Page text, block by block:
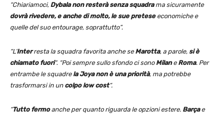
“Chiariamoci, Dybala non resterà senza squadrama sicuramente
dovrà rivedere, e anche di molto, le sue preteseeconomiche e
quelle del suo entourage, soprattutto”.
“L’Interresta la squadra favorita anche se Marotta, a parole, si è
chiamato fuori“. “Poi sempre sullo sfondo ci sono Milane Roma. Per
entrambe le squadrela Joya non è una priorità, ma potrebbe
trasformarsi in un colpo low cost“.
“Tutto fermoanche per quanto riguarda le opzioni estere. Barçae